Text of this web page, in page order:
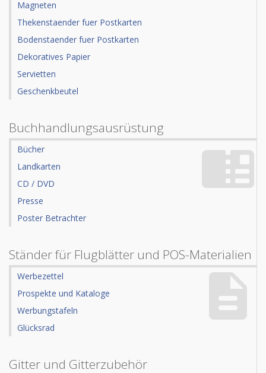
Magneten
Thekenstaender fuer Postkarten
Bodenstaender fuer Postkarten
Dekoratives Papier
Servietten
Geschenkbeutel
Buchhandlungsausrüstung
Bücher
Landkarten
CD / DVD
Presse
Poster Betrachter
Ständer für Flugblätter und POS-Materialien
Werbezettel
Prospekte und Kataloge
Werbungstafeln
Glücksrad
Gitter und Gitterzubehör